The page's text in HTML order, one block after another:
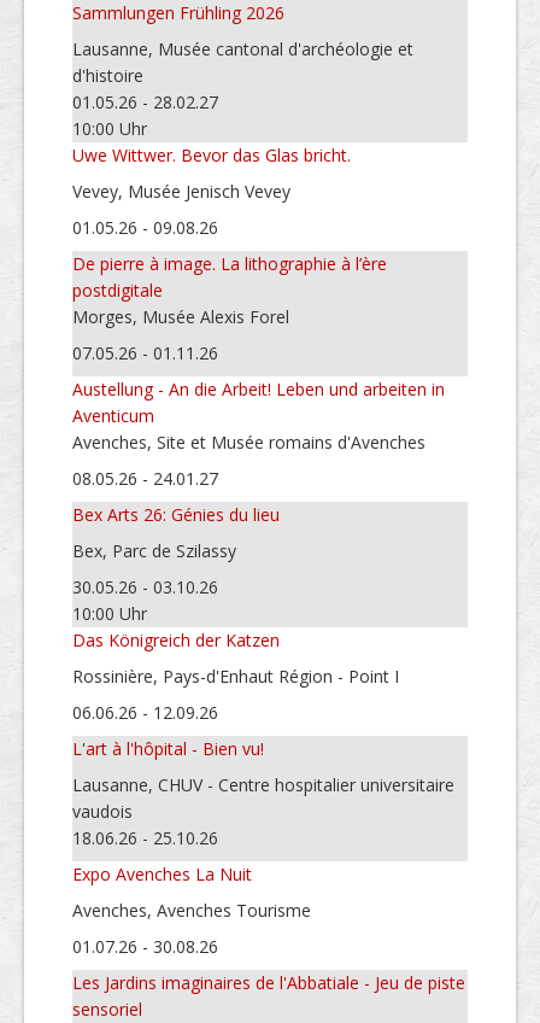
Sammlungen Frühling 2026
Lausanne, Musée cantonal d'archéologie et
d'histoire
01.05.26 - 28.02.27
10:00 Uhr
Uwe Wittwer. Bevor das Glas bricht.
Vevey, Musée Jenisch Vevey
01.05.26 - 09.08.26
De pierre à image. La lithographie à l’ère
postdigitale
Morges, Musée Alexis Forel
07.05.26 - 01.11.26
Austellung - An die Arbeit! Leben und arbeiten in
Aventicum
Avenches, Site et Musée romains d'Avenches
08.05.26 - 24.01.27
Bex Arts 26: Génies du lieu
Bex, Parc de Szilassy
30.05.26 - 03.10.26
10:00 Uhr
Das Königreich der Katzen
Rossinière, Pays-d'Enhaut Région - Point I
06.06.26 - 12.09.26
L'art à l'hôpital - Bien vu!
Lausanne, CHUV - Centre hospitalier universitaire
vaudois
18.06.26 - 25.10.26
Expo Avenches La Nuit
Avenches, Avenches Tourisme
01.07.26 - 30.08.26
Les Jardins imaginaires de l'Abbatiale - Jeu de piste
sensoriel